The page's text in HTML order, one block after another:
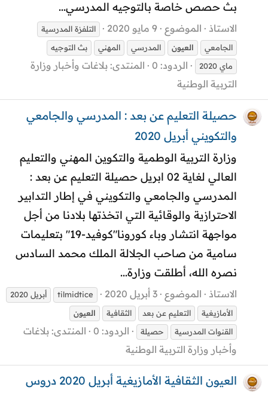
بث حصص خاصة بالتوجيه المدرسي...
الاستاذ الموضوع 9 مايو 2020
التلفزة المدرسية
الجامعي
العيون المدرسي المهني
بث التوجيه
ماي 2020
الردود: 0 المنتدى: بلاغات وأخبار وزارة
التربية الوطنية
حصيلة التعليم عن بعد : المدرسي والجامعي
والتكويني أبريل 2020
وزارة التربية الوطمية والتكوين المهني والتعليم
العالي لغاية 02 ابريل حصيلة التعليم عن بعد :
المدرسي والجامعي والتكويني في إطار التدابير
الاحترازية والوقائية التي اتخذتها بلادنا من أجل
مواجهة انتشار وباء كورونا"كوفيد-19" بتعليمات
سامية من صاحب الجلالة الملك محمد السادس
نصره الله، أطلقت وزارة...
الاستاذ الموضوع 3 أبريل 2020 tilmidtice
أبريل 2020
الأمازيغية
التعليم عن بعد الثقافية
العيون
القنوات المدرسية
حصيلة الردود: 0 المنتدى: بلاغات
وأخبار وزارة التربية الوطنية
العيون الثقافية الأمازيغية أبريل 2020 دروس